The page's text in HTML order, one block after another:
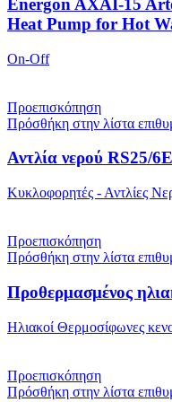
Energon AXAI-15
Heat Pump for Hot
On-Off
Προεπισκόπηση
Πρόσθήκη στην λίστα
Αντλία νερού RS25/
Κυκλοφορητές - Αντλίες
Προεπισκόπηση
Πρόσθήκη στην λίστα
Προθερμασμένος
Ηλιακοί Θερμοσίφωνες
Προεπισκόπηση
Πρόσθήκη στην λίστα